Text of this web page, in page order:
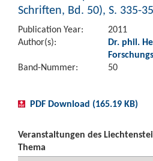
Schriften, Bd. 50), S. 335-
Publication Year:
2011
Author(s):
Dr. phil.
Band-Nummer:
50
PDF Download (165.19 KB)
Veranstaltungen des
Thema